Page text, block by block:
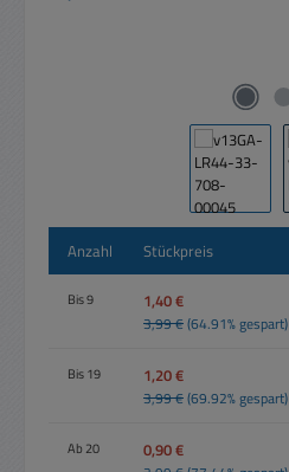
Anzahl Stückpreis
Bis9 1,40 €
3,99 €(64.91% gespart)
Bis19 1,20 €
3,99 €(69.92% gespart)
Ab 20 0,90 €